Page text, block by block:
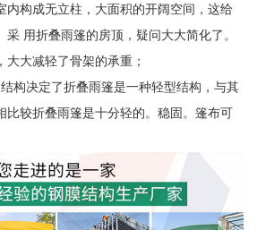
内构成无立柱，大面积的开阔空间，这给
用折叠雨篷的房顶，疑问大大简化了。
大减轻了骨架的承重；
构决定了折叠雨篷是一种轻型结构，与其
比较折叠雨篷是十分轻的。稳固。篷布可